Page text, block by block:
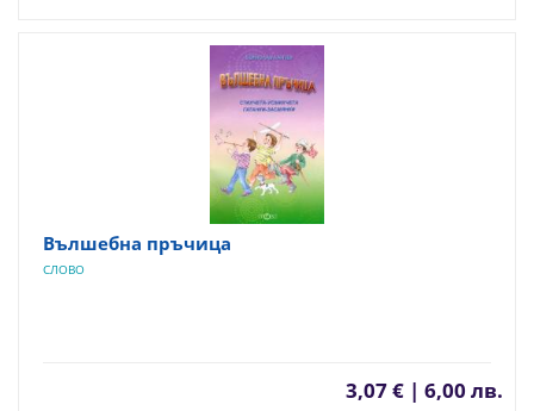
Вълшебна пръчица
СЛОВО
3,07 € | 6,00 лв.